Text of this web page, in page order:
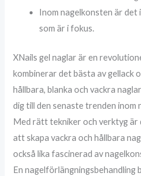
Inom nagelkonsten är det
som är i fokus.
XNails gel naglar är en
kombinerar det bästa av gellack
hållbara, blanka och vackra
dig till den senaste trenden inom
Med rätt tekniker och verktyg
att skapa vackra och hållbara
också lika fascinerad av
En nagelförlängningsbehandling